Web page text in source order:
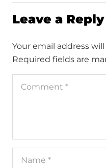
Leave a Reply
Your email address
Required fields are